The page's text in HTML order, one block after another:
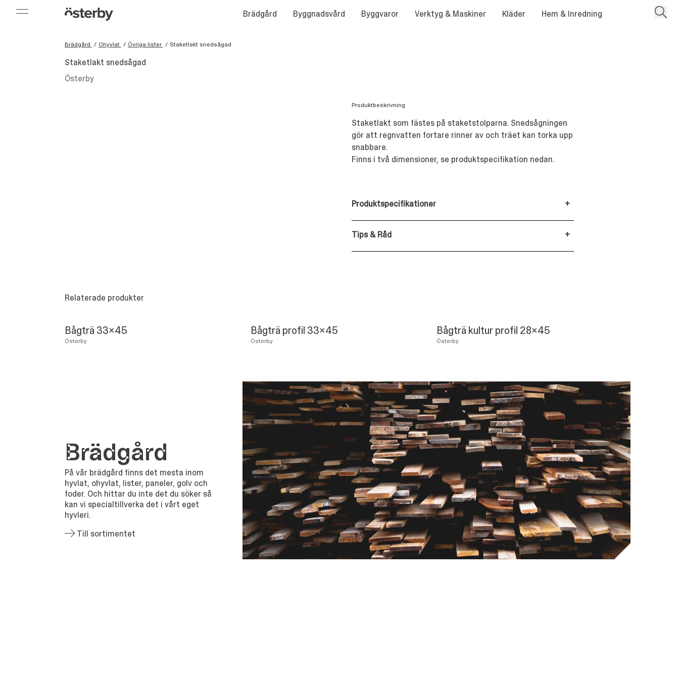
Brädgård Byggnadsvård Byggvaror Verktyg & Maskiner Kläder Hem & Inredning
Brädgård / Ohyvlat / Övriga lister / Staketlakt snedsågad
Staketlakt snedsågad
Österby
Produktbeskrivning
Staketlakt som fästes på staketstolparna. Snedsågningen
gör att regnvatten fortare rinner av och träet kan torka upp
snabbare.
Finns i två dimensioner, se produktspecifikation nedan.
Produktspecifikationer +
Tips & Råd +
Relaterade produkter
Bågträ 33x45
Österby
Bågträ profil 33x45
Österby
Bågträ kultur profil 28x45
Österby
Bräd­gård
På vår brädgård finns det mesta inom
hyvlat, ohyvlat, lister, paneler, golv och
foder. Och hittar du inte det du söker så
kan vi specialtillverka det i vårt eget
hyvleri.
Till sortimentet